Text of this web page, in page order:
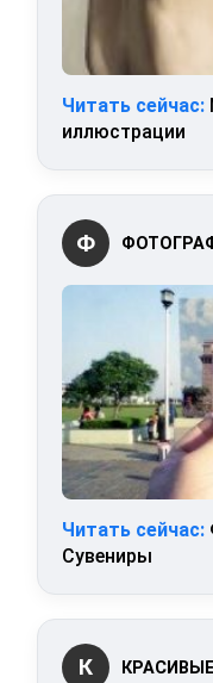
Читать сейчас:
иллюстрации
Ф
Читать сейчас:
Сувениры
К